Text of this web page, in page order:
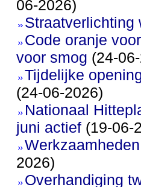
06-2026)
Straatverlichting
Code oranje
voor smog (24-
Tijdelijke
(24-06-2026)
Nationaal
juni actief(19-06-
2026)
Overhandiging